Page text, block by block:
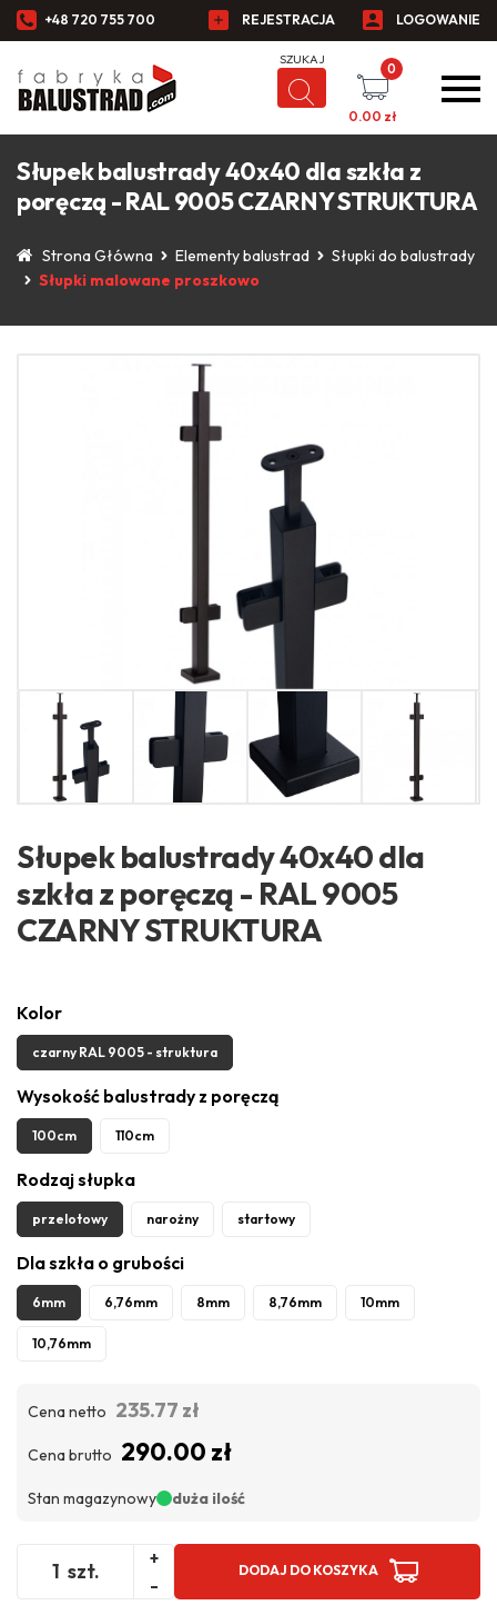
+48 720 755 700 REJESTRACJA LOGOWANIE
0
0.00 zł
Słupek balustrady 40x40 dla szkła z
poręczą - RAL 9005 CZARNY STRUKTURA
Strona Główna Elementy balustrad
Słupki do balustrady
Słupki malowane proszkowo
Słupek balustrady 40x40 dla
szkła z poręczą - RAL 9005
CZARNY STRUKTURA
Kolor
czarny RAL 9005 - struktura
Wysokość balustrady z poręczą
100cm 110cm
Rodzaj słupka
przelotowy narożny startowy
Dla szkła o grubości
6mm 6,76mm 8mm 8,76mm 10mm
10,76mm
Cena netto 235.77 zł
Cena brutto 290.00 zł
Stan magazynowy duża ilość
szt.
+
-
DODAJ DO KOSZYKA